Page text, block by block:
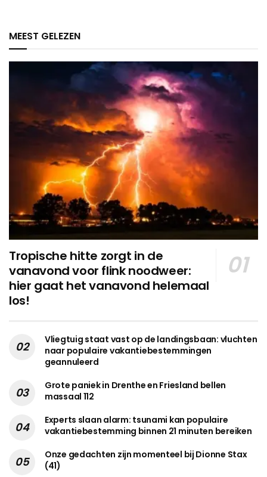
MEEST GELEZEN
Tropische hitte zorgt in de
vanavond voor flink noodweer:
hier gaat het vanavond helemaal
los!
Vliegtuig staat vast op de landingsbaan: vluchten
naar populaire vakantiebestemmingen
geannuleerd
Grote paniek in Drenthe en Friesland bellen
massaal 112
Experts slaan alarm: tsunami kan populaire
vakantiebestemming binnen 21 minuten bereiken
Onze gedachten zijn momenteel bij Dionne Stax
(41)